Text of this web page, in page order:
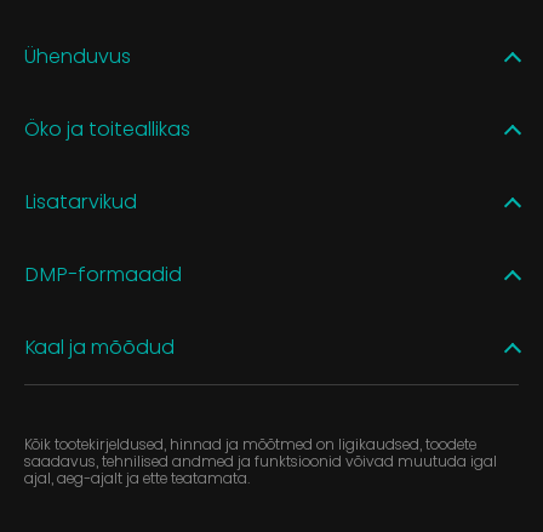
Ühenduvus
Öko ja toiteallikas
Lisatarvikud
DMP-formaadid
Kaal ja mõõdud
Kõik tootekirjeldused, hinnad ja mõõtmed on ligikaudsed, toodete
saadavus, tehnilised andmed ja funktsioonid võivad muutuda igal
ajal, aeg-ajalt ja ette teatamata.